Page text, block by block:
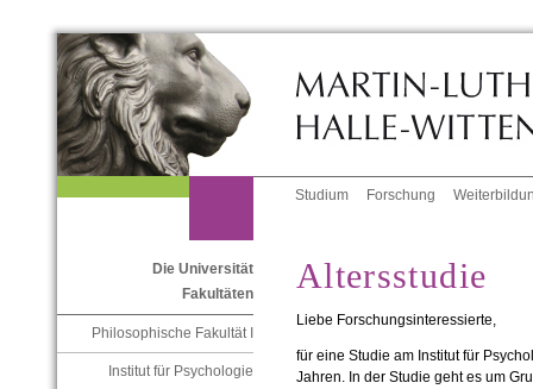
Studium Forschung
Die Universität
Fakultäten
Philosophische Fakultät I
Institut für Psychologie
Altersstudie
Liebe Forschungsinteressierte,
für eine Studie am Institut für
Jahren. In der Studie geht es um